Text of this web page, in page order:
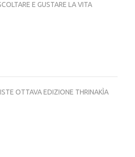
E GUSTARE LA VITA
OTTAVA EDIZIONE THRINAKÌA